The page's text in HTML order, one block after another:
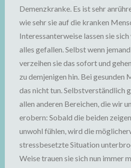
Demenzkranke. Es ist sehr
wie sehr sie auf die kranken
Interessanterweise lassen sie sich
alles gefallen. Selbst wenn
verzeihen sie das sofort und
zu demjenigen hin. Bei gesunden
das nicht tun. Selbstverständlich
allen anderen Bereichen, die wir
erobern: Sobald die beiden
unwohl fühlen, wird die
stressbesetzte Situation
Weise trauen sie sich nun immer